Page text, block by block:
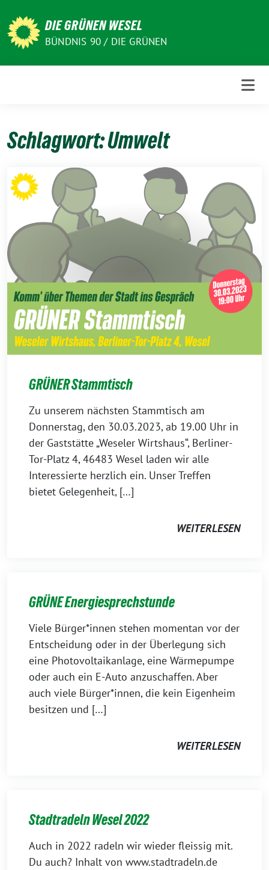
zum
Inhalt
DIE GRÜNEN WESEL
BÜNDNIS 90 / DIE GRÜNEN
Schlagwort:Umwelt
GRÜNER Stammtisch
Zu unserem nächsten Stammtisch am
Donnerstag, den 30.03.2023, ab 19.00 Uhr in
der Gaststätte „Weseler Wirtshaus“, Berliner-
Tor-Platz 4, 46483 Wesel laden wir alle
Interessierte herzlich ein. Unser Treffen
bietet Gelegenheit, […]
WEITERLESEN
GRÜNE Energiesprechstunde
Viele Bürger*innen stehen momentan vor der
Entscheidung oder in der Überlegung sich
eine Photovoltaikanlage, eine Wärmepumpe
oder auch ein E-Auto anzuschaffen. Aber
auch viele Bürger*innen, die kein Eigenheim
besitzen und […]
WEITERLESEN
Stadtradeln Wesel 2022
Auch in 2022 radeln wir wieder fleissig mit.
Du auch? Inhalt von www.stadtradeln.de